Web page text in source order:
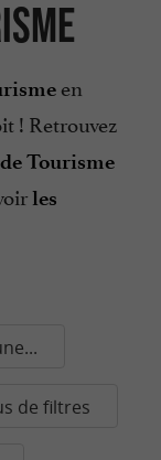
en
! Retrouvez
Tourisme
les
de filtres